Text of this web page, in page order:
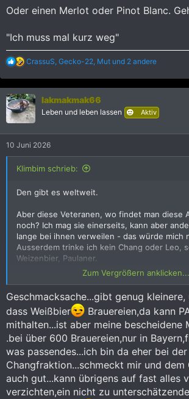
Oder einen Merlot oder Pinot Blanc.
"Ich muss mal kurz weg"
R
a
k
t
i
o
n
:
CrassuS Gecko-22 Mut und 2 andere
lakmakmak66
Leben und leben lassen Aktiv
10 Juni 2026
Klimbim schrieb:
Den gibt es weltweit.
Aber diese Veteranen, wo findet man diese
noch? Ich mag sie einerseits, kann aber
lange bei ihnen verweilen - das würde mich
Ausserdem trinke ich kein Chang oder Leo,
Weizenbier, Paulaner.
Oder einen Merlot oder Pinot Blanc. Geht gar
"Ich muss mal kurz weg"
Zum Vergrößern
Geschmacksache...gibt genug
dass Weißbier
Brauereien,da kann
mithalten...ist aber meine bescheidene
.bei über 600 Brauereien,nur in
was passendes...ich bin da eher bei der
Changfraktion...schmeckt mir und
auch gut...kann übrigens auf fast alles
verzichten,ein nicht zu